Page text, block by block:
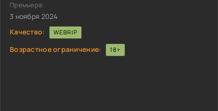
Премьера:
3 ноября 2024
Качество:
WEBRIP
Возрастное ограничение: 18+